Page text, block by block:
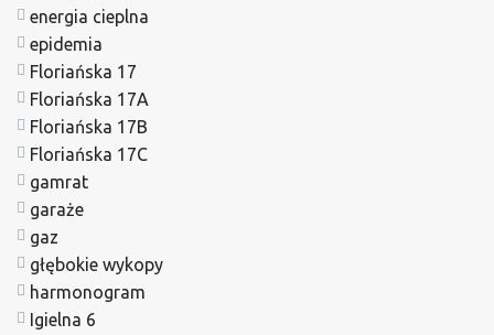
energia cieplna
epidemia
Floriańska 17
Floriańska 17A
Floriańska 17B
Floriańska 17C
gamrat
garaże
gaz
głębokie wykopy
harmonogram
Igielna 6